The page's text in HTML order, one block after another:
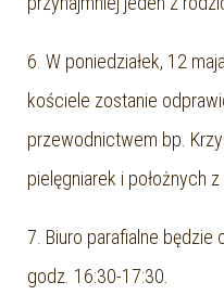
6. W poniedziałek, 12
kościele zostanie
przewodnictwem bp.
pielęgniarek i położnych
7. Biuro parafialne
godz. 16:30-17:30.